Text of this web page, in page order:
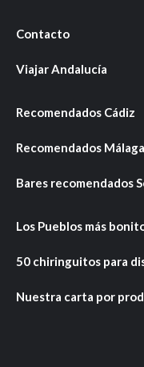
Contacto
Viajar Andalucía
Recomendados Cádiz
Recomendados Málaga
Bares recomendados
Los Pueblos más
50 chiringuitos para
Nuestra carta por